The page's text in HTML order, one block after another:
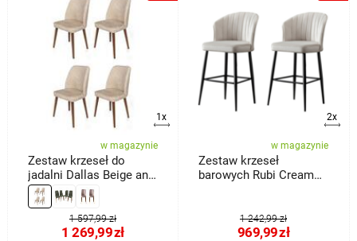
1x
w magazynie
Zestaw krzeseł do
jadalni Dallas Beige and
Brown, 4 szt.
1 597,99 zł
1 269,99zł
2x
w magazynie
Zestaw krzeseł
barowych Rubi Cream
1 242,99 zł
969,99zł